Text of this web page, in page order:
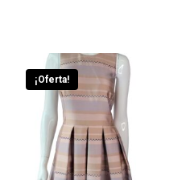
¡Oferta!